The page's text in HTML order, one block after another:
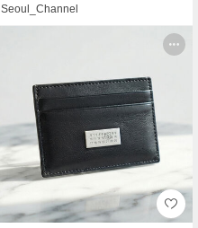
Seoul_Channel